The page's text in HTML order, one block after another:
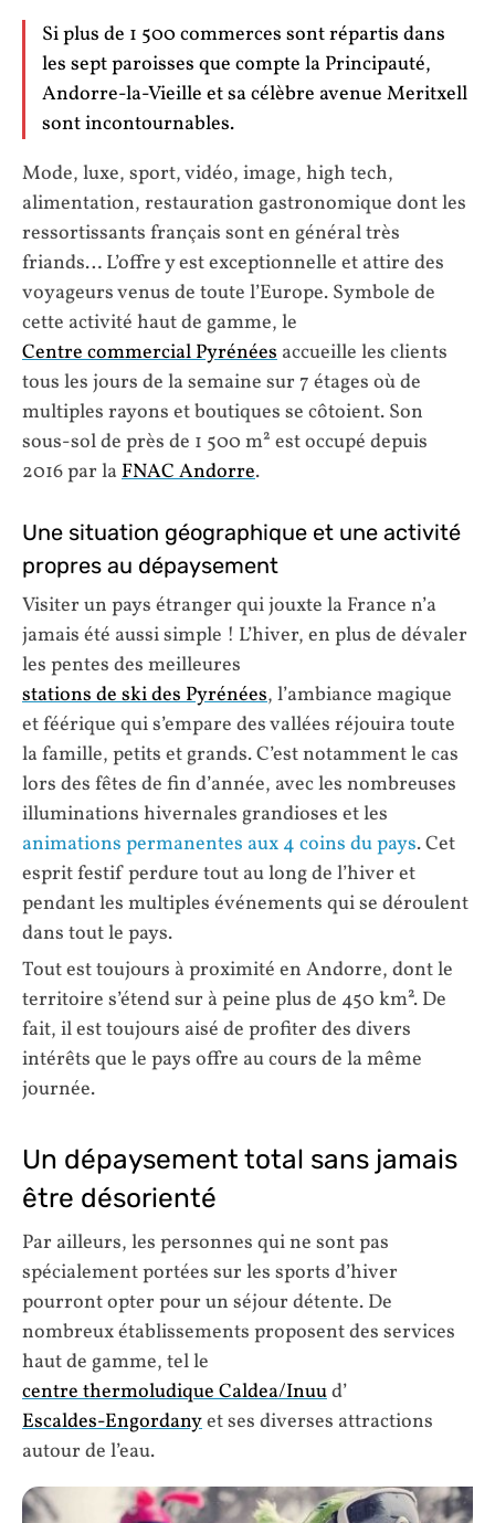
Si plus de 1 500 commerces sont répartis dans
les sept paroisses que compte la Principauté,
Andorre-la-Vieille et sa célèbre avenue Meritxell
sont incontournables.
Mode, luxe, sport, vidéo, image, high tech,
alimentation, restauration gastronomique dont les
ressortissants français sont en général très
friands… L’offre y est exceptionnelle et attire des
voyageurs venus de toute l’Europe. Symbole de
cette activité haut de gamme, le
Centre commercial Pyrénées accueille les clients
tous les jours de la semaine sur 7 étages où de
multiples rayons et boutiques se côtoient. Son
sous-sol de près de 1 500 m² est occupé depuis
2016 par la FNAC Andorre.
Une situation géographique et une activité
propres au dépaysement
Visiter un pays étranger qui jouxte la France n’a
jamais été aussi simple ! L’hiver, en plus de dévaler
les pentes des meilleures
stations de ski des Pyrénées, l’ambiance magique
et féérique qui s’empare des vallées réjouira toute
la famille, petits et grands. C’est notamment le cas
lors des fêtes de fin d’année, avec les nombreuses
illuminations hivernales grandioses et les
animations permanentes aux 4 coins du pays. Cet
esprit festif perdure tout au long de l’hiver et
pendant les multiples événements qui se déroulent
dans tout le pays.
Tout est toujours à proximité en Andorre, dont le
territoire s’étend sur à peine plus de 450 km². De
fait, il est toujours aisé de profiter des divers
intérêts que le pays offre au cours de la même
journée.
Un dépaysement total sans jamais
être désorienté
Par ailleurs, les personnes qui ne sont pas
spécialement portées sur les sports d’hiver
pourront opter pour un séjour détente. De
nombreux établissements proposent des services
haut de gamme, tel le
centre thermoludique Caldea/Inuud’
Escaldes-Engordanyet ses diverses attractions
autour de l’eau.